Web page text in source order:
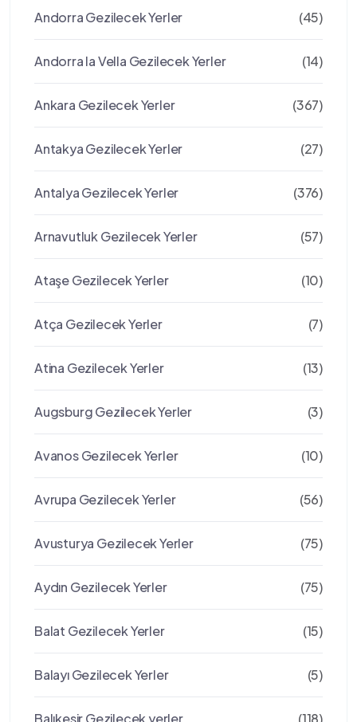
Andorra Gezilecek Yerler (45)
Andorra la Vella Gezilecek Yerler (14)
Ankara Gezilecek Yerler (367)
Antakya Gezilecek Yerler (27)
Antalya Gezilecek Yerler (376)
Arnavutluk Gezilecek Yerler (57)
Ataşe Gezilecek Yerler (10)
Atça Gezilecek Yerler (7)
Atina Gezilecek Yerler (13)
Augsburg Gezilecek Yerler (3)
Avanos Gezilecek Yerler (10)
Avrupa Gezilecek Yerler (56)
Avusturya Gezilecek Yerler (75)
Aydın Gezilecek Yerler (75)
Balat Gezilecek Yerler (15)
Balayı Gezilecek Yerler (5)
Balıkesir Gezilecek yerler (118)